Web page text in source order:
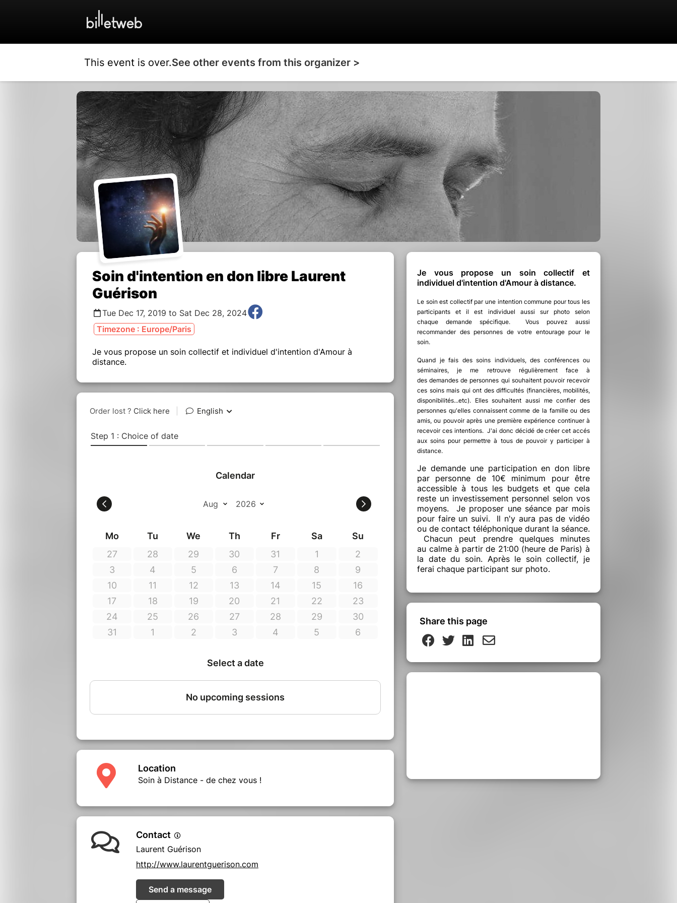
This event is over.See other events from this organizer >
Soin d'intention en don libre Laurent
Guérison
Tue Dec 17, 2019 to Sat Dec 28, 2024
Timezone : Europe/Paris
Je vous propose un soin collectif et individuel d'intention d'Amour à
distance.
Location
Soin à Distance - de chez vous !
Contact
Laurent Guérison
http://www.laurentguerison.com
Send a message
Je vous propose un soin collectif et
individuel d'intention d'Amour à distance.
Le soin est collectif par une intention commune pour tous les
participants et il est individuel aussi sur photo selon
chaque demande spécifique. Vous pouvez aussi
recommander des personnes de votre entourage pour le
soin.
Quand je fais des soins individuels, des conférences ou
séminaires, je me retrouve régulièrement face à
des demandes de personnes qui souhaitent pouvoir recevoir
ces soins mais qui ont des difficultés (financières, mobilités,
disponibilités...etc). Elles souhaitent aussi me confier des
personnes qu'elles connaissent comme de la famille ou des
amis, ou pouvoir après une première expérience continuer à
recevoir ces intentions. J'ai donc décidé de créer cet accés
aux soins pour permettre à tous de pouvoir y participer à
distance.
Je demande une participation en don libre
par personne de 10€ minimum pour être
accessible à tous les budgets et que cela
reste un investissement personnel selon vos
moyens. Je proposer une séance par mois
pour faire un suivi. Il n'y aura pas de vidéo
ou de contact téléphonique durant la séance.
Chacun peut prendre quelques minutes
au calme à partir de 21:00 (heure de Paris) à
la date du soin. Après le soin collectif, je
ferai chaque participant sur photo.
Share this page